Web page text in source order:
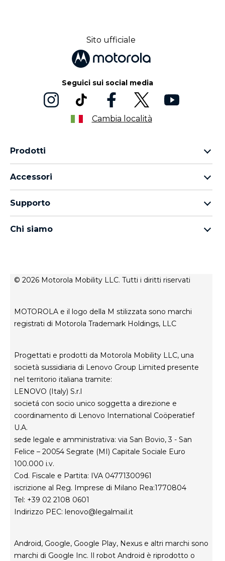
Sito ufficiale
Seguici sui social media
Cambia località
Prodotti
Famiglia moto g
thinkphone by motorola
Accessori
moto tag
Supporto
Stato di riparazione
Chi siamo
Condizioni di vendita
Innovazione
© 2026 Motorola Mobility LLC. Tutti i diritti riservati
MOTOROLA e il logo della M stilizzata sono marchi
registrati di Motorola Trademark Holdings, LLC
Progettati e prodotti da Motorola Mobility LLC, una
società sussidiaria di Lenovo Group Limited presente
nel territorio italiana tramite:
LENOVO (Italy) S.r.l
societá con socio unico soggetta a direzione e
coordinamento di Lenovo International Coöperatief
U.A.
sede legale e amministrativa: via San Bovio, 3 - San
Felice – 20054 Segrate (MI) Capitale Sociale Euro
100.000 i.v.
Cod. Fiscale e Partita: IVA 04771300961
iscrizione al Reg. Imprese di Milano Rea:1770804
Tel: +39 02 2108 0601
Indirizzo PEC: lenovo@legalmail.it
Android, Google, Google Play, Nexus e altri marchi sono
marchi di Google Inc. Il robot Android è riprodotto o